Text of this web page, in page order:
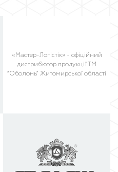
«Мастер-Логістік» - офіційний
дистриб'ютор продукції ТМ
“Оболонь” Житомирської області